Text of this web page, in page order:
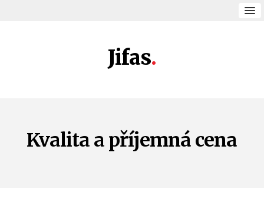
Jifas
Kvalita a příjemná cena